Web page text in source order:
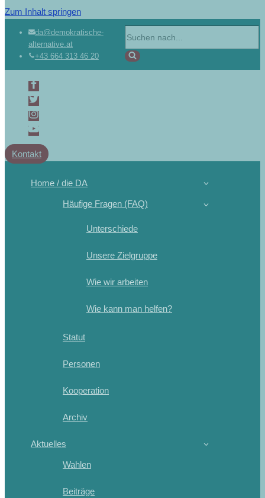
Zum Inhalt springen
da@demokratische-
alternative.at
+43 664 313 46 20
Kontakt
Home / die DA
Häufige Fragen (FAQ)
Unterschiede
Unsere Zielgruppe
Wie wir arbeiten
Wie kann man helfen?
Statut
Personen
Kooperation
Archiv
Aktuelles
Wahlen
Beiträge